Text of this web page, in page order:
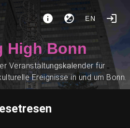
EN
High Bonn
Veranstaltungskalender für
Ereignisse in und um Bonn.